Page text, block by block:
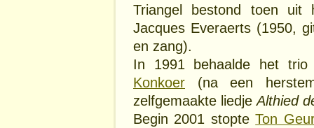
Triangel bestond toen uit
Jacques Everaerts (1950,
en zang).
In 1991 behaalde het
Konkoer (na een
zelfgemaakte liedjeAlthied
Begin 2001 stopteTon